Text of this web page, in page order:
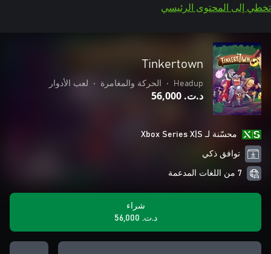
تخطي إلى المحتوى الرئيسي
Tinkertown
Headup
• الحركة والمغامرة • لعب الأدوار
د.ت.‏ 56,000
محسّنة لـ Xbox Series X|S
توافق ذكي
7 من اللغات المدعمة
شراء
د.ت.‏ 56,000